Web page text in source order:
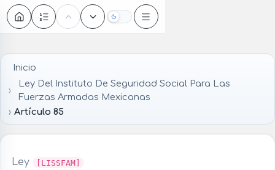
Oscuro
Inicio
Ley Del Instituto De Seguridad Social Para Las
Fuerzas Armadas Mexicanas
Artículo 85
Ley [LISSFAM]